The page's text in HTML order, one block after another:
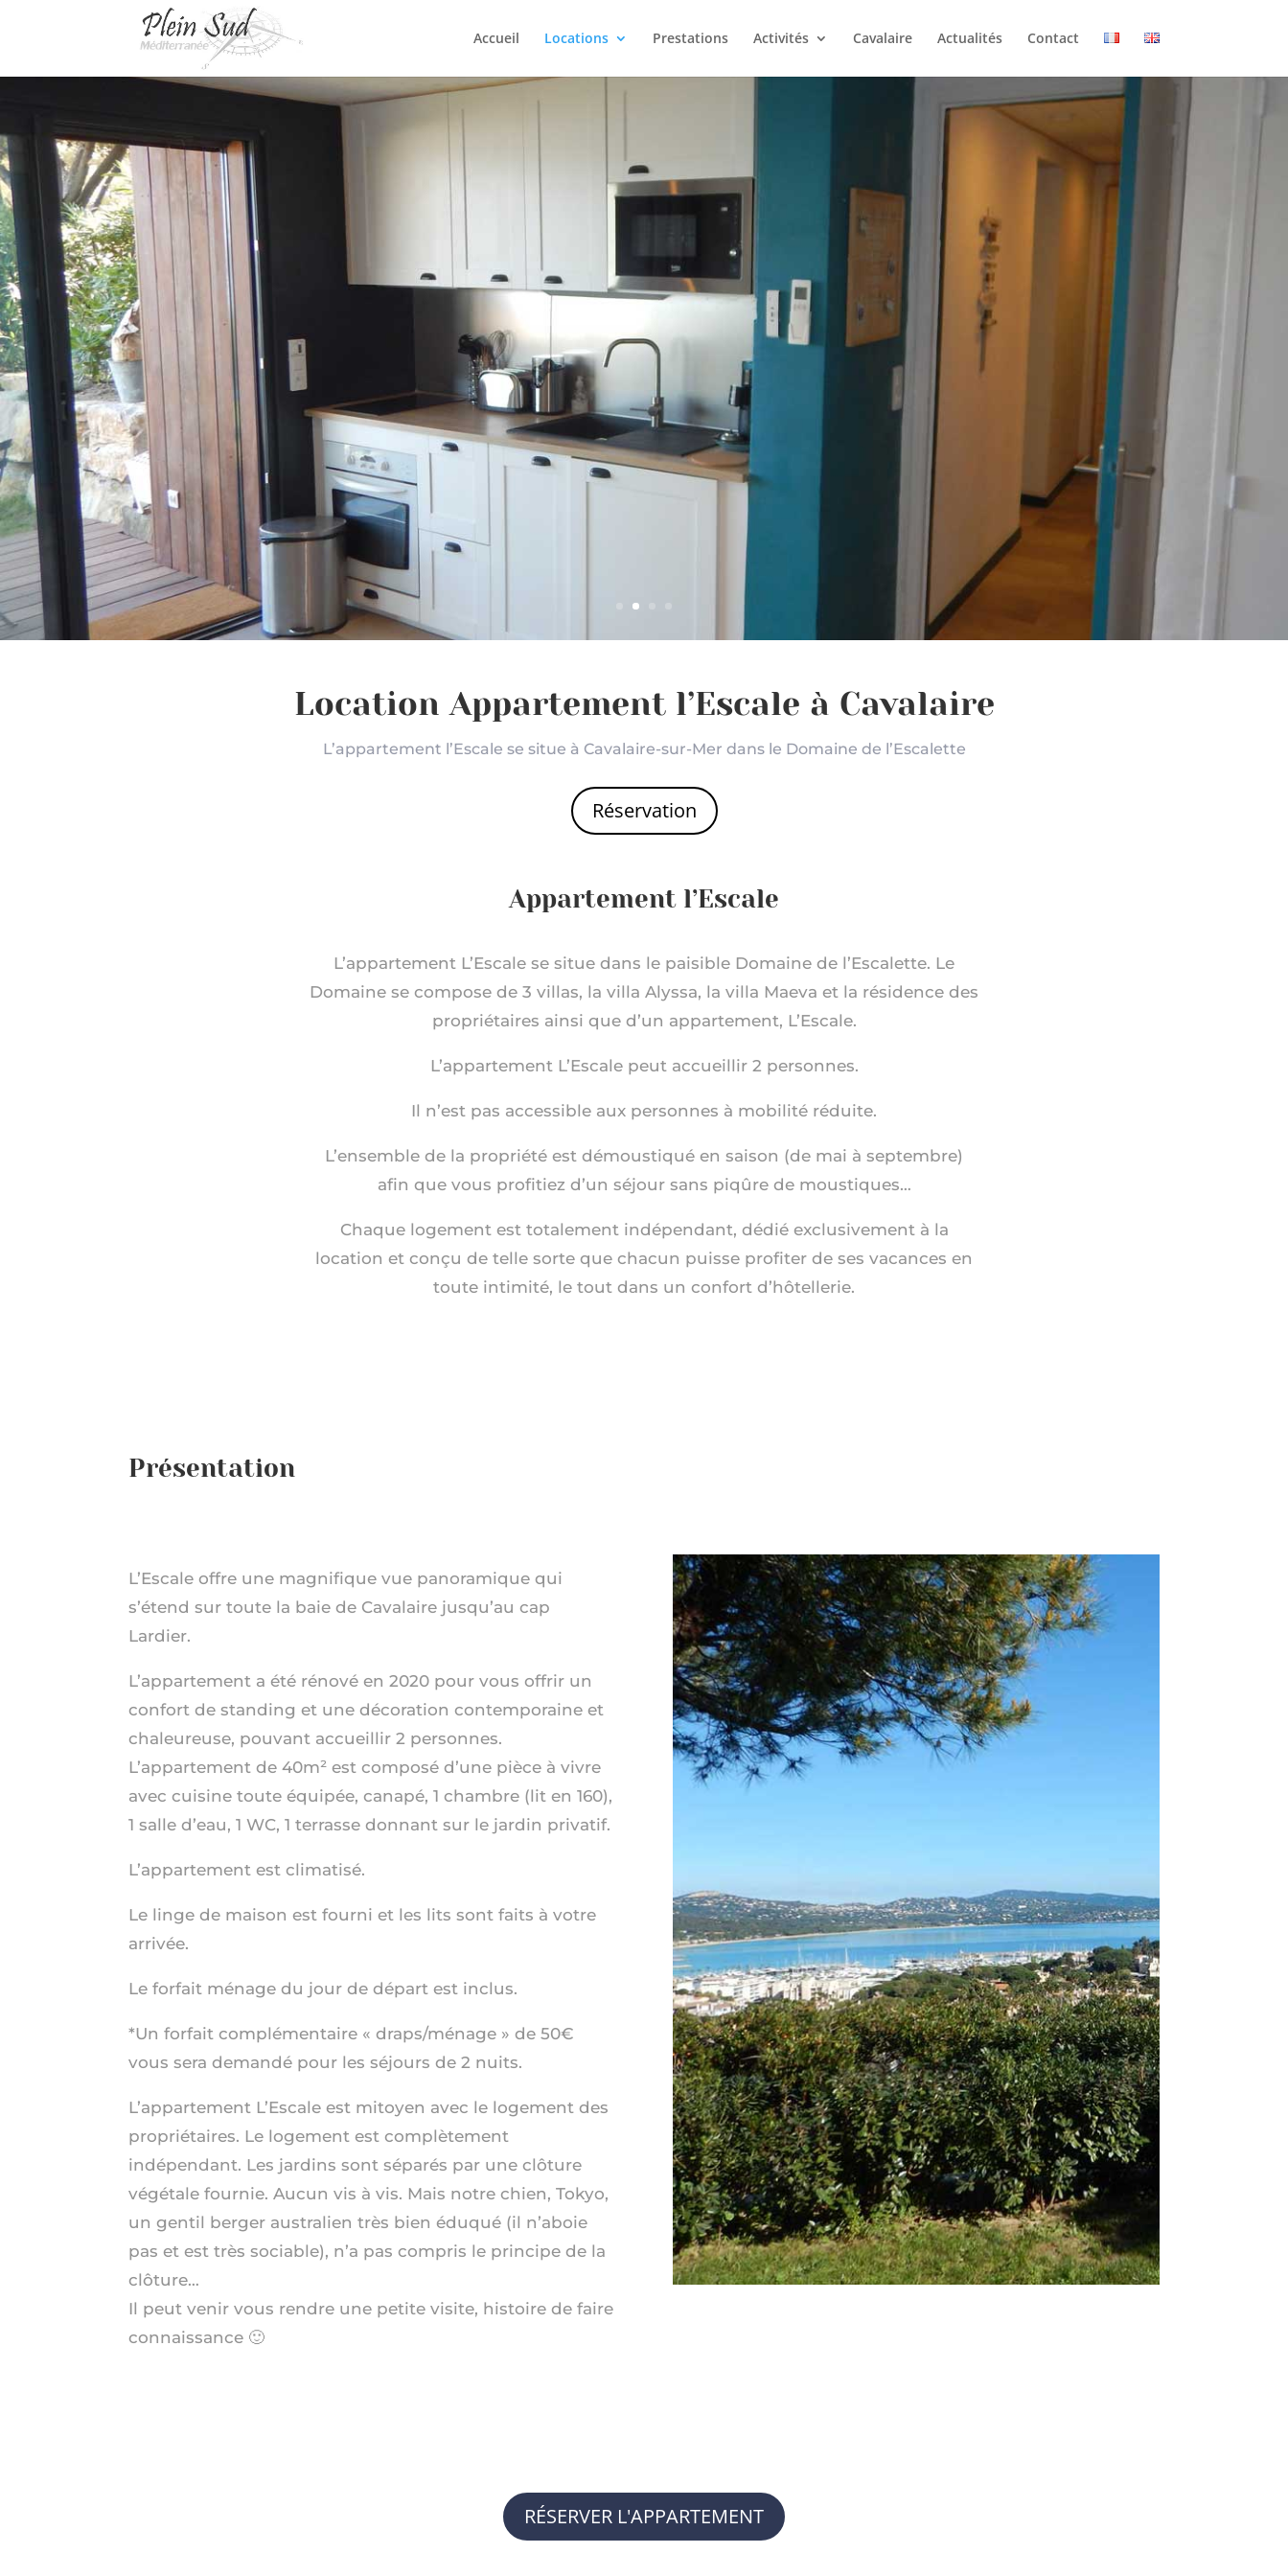
Accueil Locations Prestations Activités Cavalaire Actualités Contact
Location Appartement l’Escale à Cavalaire
L’appartement l’Escale se situe à Cavalaire-sur-Mer dans le Domaine de l’Escalette
Réservation
Appartement l’Escale
L’appartement L’Escale se situe dans le paisible Domaine de l’Escalette. Le
Domaine se compose de 3 villas, la villa Alyssa, la villa Maeva et la résidence des
propriétaires ainsi que d’un appartement, L’Escale.
L’appartement L’Escale peut accueillir 2 personnes.
Il n’est pas accessible aux personnes à mobilité réduite.
L’ensemble de la propriété est démoustiqué en saison (de mai à septembre)
afin que vous profitiez d’un séjour sans piqûre de moustiques…
Chaque logement est totalement indépendant, dédié exclusivement à la
location et conçu de telle sorte que chacun puisse profiter de ses vacances en
toute intimité, le tout dans un confort d’hôtellerie.
Présentation
L’Escale offre une magnifique vue panoramique qui
s’étend sur toute la baie de Cavalaire jusqu’au cap
Lardier.
L’appartement a été rénové en 2020 pour vous offrir un
confort de standing et une décoration contemporaine et
chaleureuse, pouvant accueillir 2 personnes.
L’appartement de 40m² est composé d’une pièce à vivre
avec cuisine toute équipée, canapé, 1 chambre (lit en 160),
1 salle d’eau, 1 WC, 1 terrasse donnant sur le jardin privatif.
L’appartement est climatisé.
Le linge de maison est fourni et les lits sont faits à votre
arrivée.
Le forfait ménage du jour de départ est inclus.
*Un forfait complémentaire « draps/ménage » de 50€
vous sera demandé pour les séjours de 2 nuits.
L’appartement L’Escale est mitoyen avec le logement des
propriétaires. Le logement est complètement
indépendant. Les jardins sont séparés par une clôture
végétale fournie. Aucun vis à vis. Mais notre chien, Tokyo,
un gentil berger australien très bien éduqué (il n’aboie
pas et est très sociable), n’a pas compris le principe de la
clôture…
Il peut venir vous rendre une petite visite, histoire de faire
connaissance 🙂
RÉSERVER L'APPARTEMENT